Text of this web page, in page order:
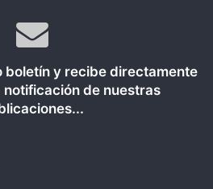
boletín y recibe directamente
notificación de nuestras